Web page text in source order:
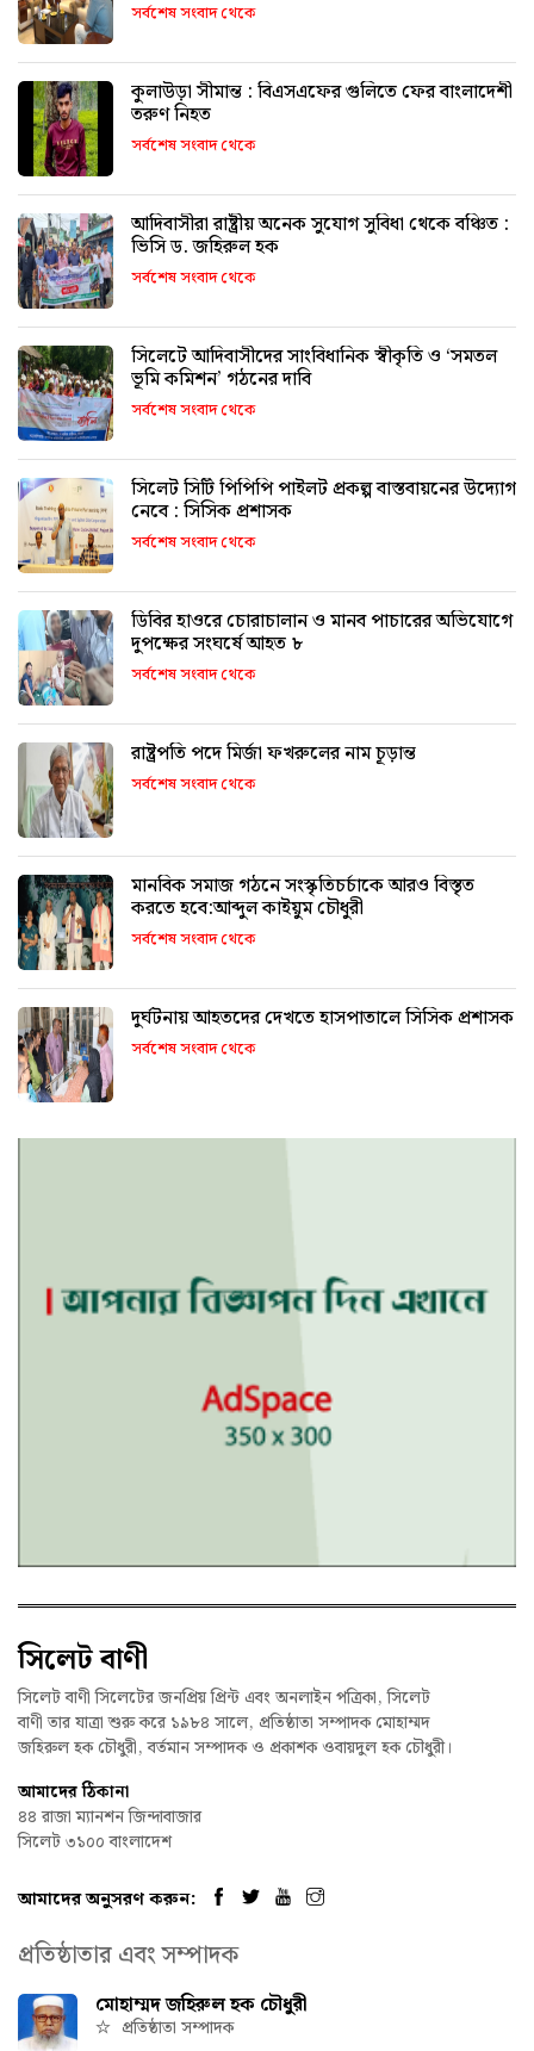
সর্বশেষ সংবাদ থেকে
কুলাউড়া সীমান্ত : বিএসএফের গুলিতে ফের বাংলাদেশী
তরুণ নিহত
সর্বশেষ সংবাদ থেকে
আদিবাসীরা রাষ্ট্রীয় অনেক সুযোগ সুবিধা থেকে বঞ্চিত :
ভিসি ড. জহিরুল হক
সর্বশেষ সংবাদ থেকে
সিলেটে আদিবাসীদের সাংবিধানিক স্বীকৃতি ও ‘সমতল
ভূমি কমিশন’ গঠনের দাবি
সর্বশেষ সংবাদ থেকে
সিলেট সিটি পিপিপি পাইলট প্রকল্প বাস্তবায়নের উদ্যোগ
নেবে : সিসিক প্রশাসক
সর্বশেষ সংবাদ থেকে
ডিবির হাওরে চোরাচালান ও মানব পাচারের অভিযোগে
দুপক্ষের সংঘর্ষে আহত ৮
সর্বশেষ সংবাদ থেকে
রাষ্ট্রপতি পদে মির্জা ফখরুলের নাম চূড়ান্ত
সর্বশেষ সংবাদ থেকে
মানবিক সমাজ গঠনে সংস্কৃতিচর্চাকে আরও বিস্তৃত
করতে হবে:আব্দুল কাইয়ুম চৌধুরী
সর্বশেষ সংবাদ থেকে
দুর্ঘটনায় আহতদের দেখতে হাসপাতালে সিসিক প্রশাসক
সর্বশেষ সংবাদ থেকে
সিলেট বাণী
সিলেট বাণী সিলেটের জনপ্রিয় প্রিন্ট এবং অনলাইন পত্রিকা, সিলেট
বাণী তার যাত্রা শুরু করে ১৯৮৪ সালে, প্রতিষ্ঠাতা সম্পাদক মোহাম্মদ
জহিরুল হক চৌধুরী, বর্তমান সম্পাদক ও প্রকাশক ওবায়দুল হক চৌধুরী।
আমাদের ঠিকানা
৪৪ রাজা ম্যানশন জিন্দাবাজার
সিলেট ৩১০০ বাংলাদেশ
আমাদের অনুসরণ করুন:
প্রতিষ্ঠাতার এবং সম্পাদক
মোহাম্মদ জহিরুল হক চৌধুরী
প্রতিষ্ঠাতা সম্পাদক